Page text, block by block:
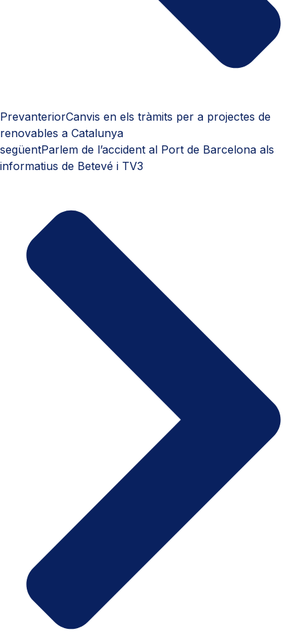
PrevanteriorCanvis en els tràmits per a projectes de
renovables a Catalunya
següentParlem de l’accident al Port de Barcelona als
informatius de Betevé i TV3